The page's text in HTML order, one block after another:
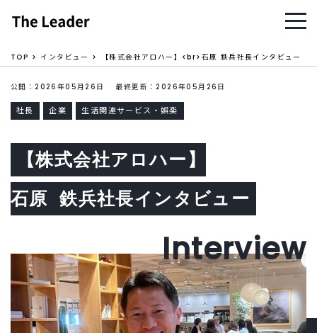
TOP インタビュー 【株式会社アロハー】<br>石原 鉄兵社長インタビュー
公開：2026年05月26日 最終更新：2026年05月26日
社長 企業 生活関連サービス・娯楽
【株式会社アロハー】
石原 鉄兵社長インタビュー